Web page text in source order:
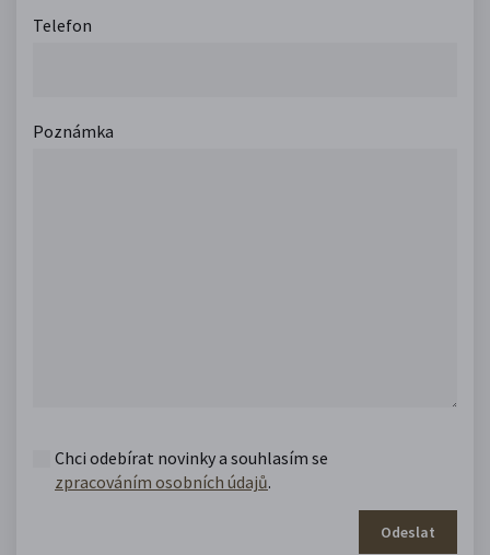
Telefon
Poznámka
Chci odebírat novinky a souhlasím se
zpracováním osobních údajů.
Odeslat